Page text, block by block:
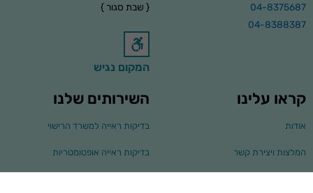
04-8375687
04-8388387
{ שבת סגור }
המקום נגיש
קראו עלינו
אודות
המלצות ויצירת קשר
השירותים שלנו
בדיקות ראייה למשרד הרישוי
בדיקות ראייה אופטומטריות
סטטיסטיקות
כדי שנוכל
לשפר את
תפקוד האתר
ומבנהו,
אופן השימוש
חוויית